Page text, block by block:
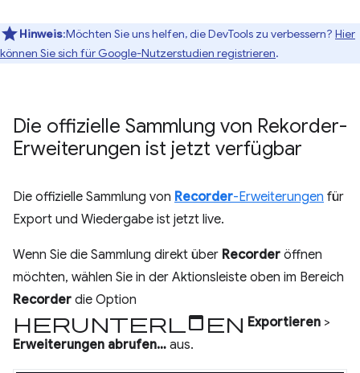
Hinweis:Möchten Sie uns helfen, die DevTools zu verbessern? Hier
können Sie sich für Google-Nutzerstudien registrieren.
Die offizielle Sammlung von Rekorder-
Erweiterungen ist jetzt verfügbar
Die offizielle Sammlung von Recorder-Erweiterungen für
Export und Wiedergabe ist jetzt live.
Wenn Sie die Sammlung direkt über Recorder öffnen
möchten, wählen Sie in der Aktionsleiste oben im Bereich
Recorder die Option
Herunterladen Exportieren >
Erweiterungen abrufen… aus.